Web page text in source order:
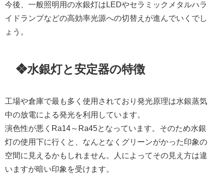
今後、一般照明用の水銀灯はLEDやセラミックメタルハラ
イドランプなどの高効率光源への切替えが進んでいくでし
ょう。
❖水銀灯と安定器の特徴
工場や倉庫で最も多く使用されており発光原理は水銀蒸気
中の放電による発光を利用しています。
演色性が悪くRa14～Ra45となっています。そのため水銀
灯の使用下に行くと、なんとなくグリーンがかった印象の
空間に見えるかもしれません。
人によってその見え方は違
いますが暗い印象を受けます。